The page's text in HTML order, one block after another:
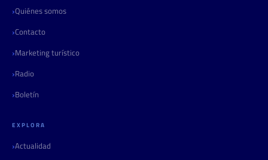
Quiénes somos
Contacto
Marketing turístico
Radio
Boletín
EXPLORA
Actualidad